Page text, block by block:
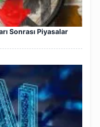
Sonrası Piyasalar